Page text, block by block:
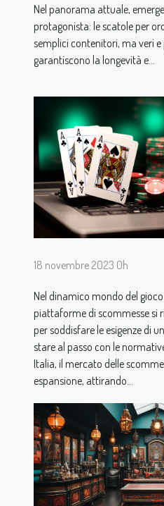
Nel panorama attuale,
protagonista: le scatole per
semplici contenitori, ma veri
garantiscono la longevità e...
18 novembre 2023 0h
Nel dinamico mondo del
piattaforme di scommesse si
per soddisfare le esigenze di
stare al passo con le
Italia, il mercato delle
espansione, attirando...